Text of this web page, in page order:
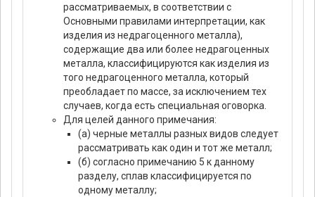
рассматриваемых, в соответствии с
Основными правилами интерпретации, как
изделия из недрагоценного металла),
содержащие два или более недрагоценных
металла, классифицируются как изделия из
того недрагоценного металла, который
преобладает по массе, за исключением тех
случаев, когда есть специальная оговорка.
Для целей данного примечания:
(а) черные металлы разных видов следует
рассматривать как один и тот же металл;
(б) согласно примечанию 5 к данному
разделу, сплав классифицируется по
одному металлу;